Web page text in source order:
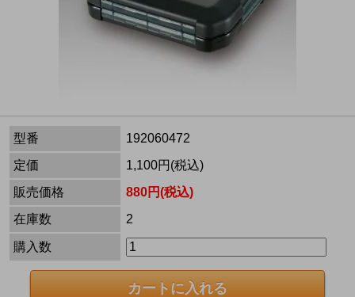
型番
192060472
定価
1,100円(税込)
販売価格
880円(税込)
在庫数
2
購入数